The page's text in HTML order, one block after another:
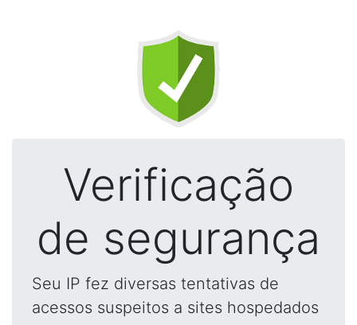
Verificação
de segurança
Seu IP fez diversas tentativas de
acessos suspeitos a sites hospedados